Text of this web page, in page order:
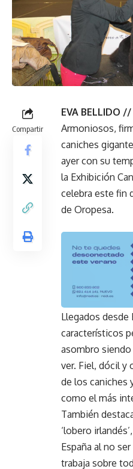
Compartir
EVA BELLIDO
Armoniosos,
caniches
ayer con su
la Exhibición
celebra este fin
de Oropesa.
Llegados desde
característicos
asombro
ver. Fiel, dócil y
de los caniches
como el más
También
‘lobero
España al no
trabaja sobre